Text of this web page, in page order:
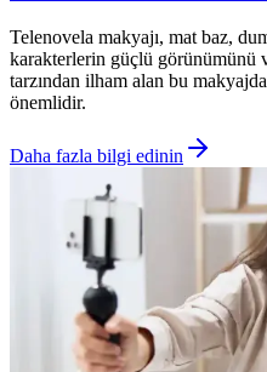
Telenovela makyajı, mat baz,
karakterlerin güçlü görünümünü
tarzından ilham alan bu
önemlidir.
Daha fazla bilgi edinin